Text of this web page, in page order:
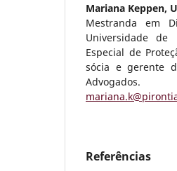
Mariana Keppen,
Mestranda em
Universidade de
Especial de
sócia e gerente
Advogados.
Referências